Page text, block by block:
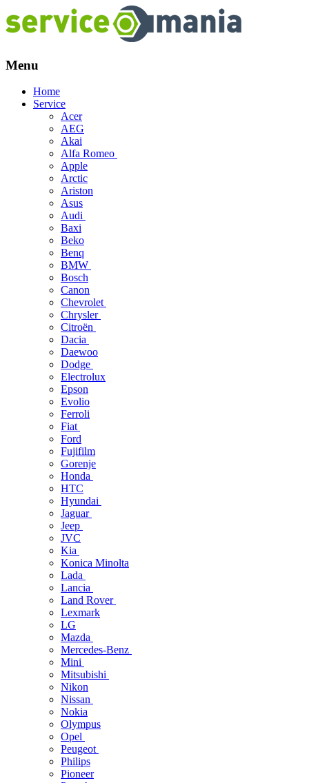
Menu
Skip
Home
Service
Acer
AEG
Akai
Alfa Romeo
Apple
Arctic
Ariston
Asus
Audi
Baxi
Beko
Benq
BMW
Bosch
Canon
Chevrolet
Chrysler
Citroën
Dacia
Daewoo
Dodge
Electrolux
Epson
Evolio
Ferroli
Fiat
Ford
Fujifilm
Gorenje
Honda
HTC
Hyundai
Jaguar
Jeep
JVC
Kia
Konica Minolta
Lada
Lancia
Land Rover
Lexmark
LG
Mazda
Mercedes-Benz
Mini
Mitsubishi
Nikon
Nissan
Nokia
Olympus
Opel
Peugeot
Philips
Pioneer